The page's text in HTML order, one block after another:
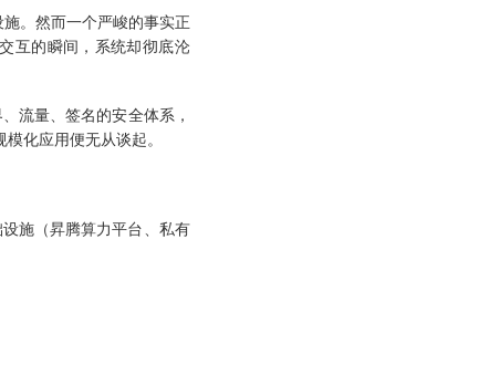
。然而一个严峻的事实正
互的瞬间，系统却彻底沦
流量、签名的安全体系，
化应用便无从谈起。
施（昇腾算力平台、私有